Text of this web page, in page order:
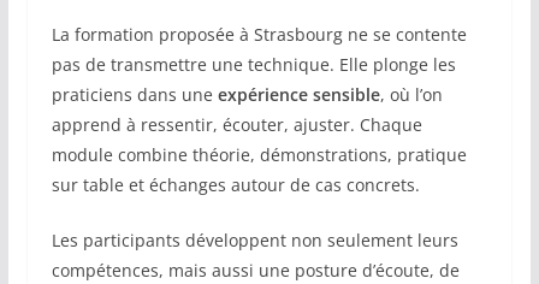
La formation proposée à Strasbourg ne se contente
pas de transmettre une technique. Elle plonge les
praticiens dans une expérience sensible, où l’on
apprend à ressentir, écouter, ajuster. Chaque
module combine théorie, démonstrations, pratique
sur table et échanges autour de cas concrets.
Les participants développent non seulement leurs
compétences, mais aussi une posture d’écoute, de